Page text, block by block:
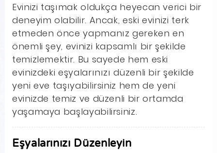
Evinizi taşımak oldukça heyecan verici bir
deneyim olabilir. Ancak, eski evinizi terk
etmeden önce yapmanız gereken en
önemli şey, evinizi kapsamlı bir şekilde
temizlemektir. Bu sayede hem eski
evinizdeki eşyalarınızı düzenli bir şekilde
yeni eve taşıyabilirsiniz hem de yeni
evinizde temiz ve düzenli bir ortamda
yaşamaya başlayabilirsiniz.
Eşyalarınızı Düzenleyin